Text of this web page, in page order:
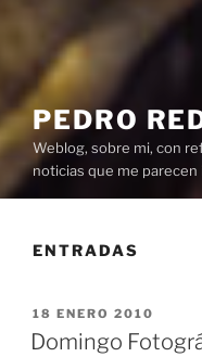
PEDRO
Weblog, sobre mi, con
noticias que me
ENTRADAS
PUBLICADO
EL
18 ENERO 2010
Domingo